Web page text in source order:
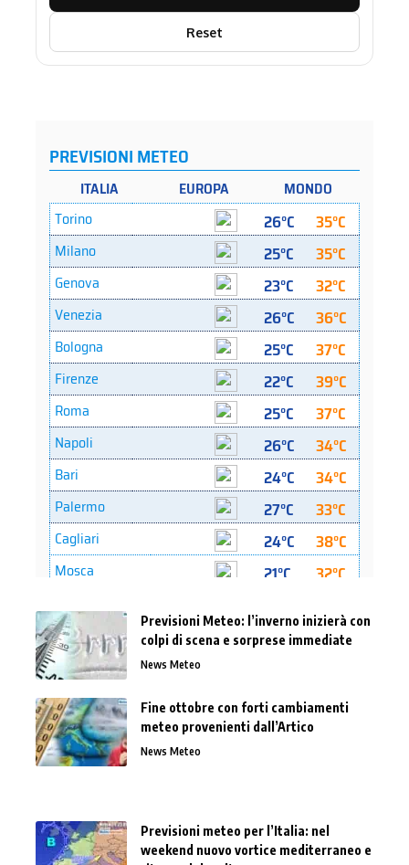
Reset
Previsioni Meteo: l’inverno inizierà con
colpi di scena e sorprese immediate
News Meteo
Fine ottobre con forti cambiamenti
meteo provenienti dall’Artico
News Meteo
Previsioni meteo per l’Italia: nel
weekend nuovo vortice mediterraneo e